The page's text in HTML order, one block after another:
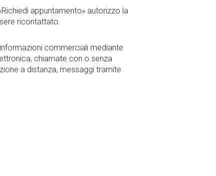
appuntamento» autorizzo la
ricontattato.
commerciali mediante
chiamate con o senza
a distanza, messaggi tramite